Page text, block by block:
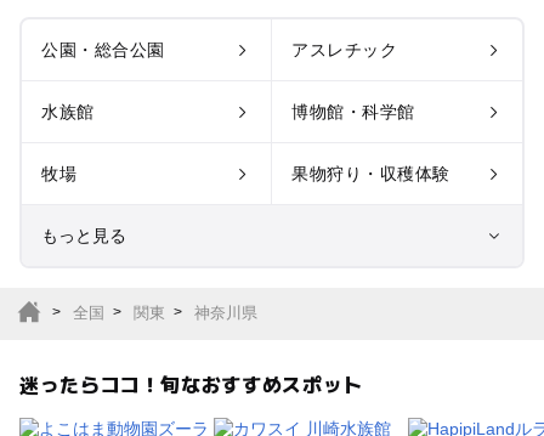
公園・総合公園 アスレチック
水族館 博物館・科学館
牧場 果物狩り・収穫体験
もっと見る
サファリパーク
植物園・フラワーパー
全国 関東 神奈川県
迷ったらココ！旬なおすすめスポット